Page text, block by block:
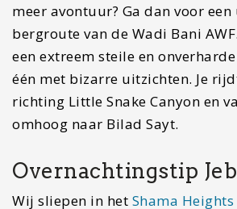
meer avontuur? Ga dan voor een
bergroute van de Wadi Bani
een extreem steile en
één met bizarre uitzichten. Je
richting Little Snake Canyon en
omhoog naar Bilad Sayt.
Overnachtingstip
Wij sliepen in het Shama Heights